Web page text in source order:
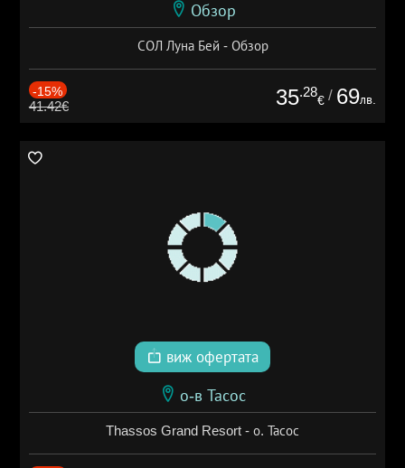
Обзор
СОЛ Луна Бей - Обзор
-15%
41.42€ 35.28
€ / 69лв.
виж офертата
о-в Тасос
Thassos Grand Resort - о. Тасос